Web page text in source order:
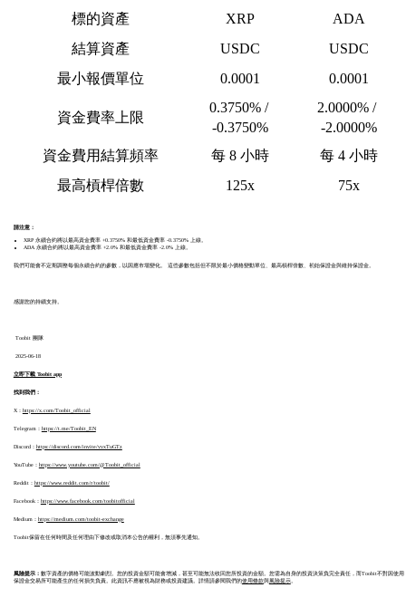
標的資產
XRP
ADA
結算資產
USDC
USDC
最小報價單位
0.0001 0.0001
資金費率上限
0.3750% /
-0.3750%
2.0000% /
-2.0000%
資金費用結算頻率
每 8 小時
每 4 小時
最高槓桿倍數
125x 75x
請注意：
XRP 永續合約將以最高資金費率 +0.3750% 和最低資金費率 -0.3750% 上線。
ADA 永續合約將以最高資金費率 +2.0% 和最低資金費率 -2.0% 上線。
我們可能會不定期調整每個永續合約的參數，以因應市場變化。 這些參數包括但不限於最小價格變動單位、最高槓桿倍數、初始保證金與維持保證金。
感謝您的持續支持。
Toobit 團隊
2025-06-18
立即下載 Toobit app
找到我們：
X： https://x.com/Toobit_official
Telegram： https://t.me/Toobit_EN
Discord： https://discord.com/invite/vvxTuGTz
YouTube： https://www.youtube.com/@Toobit_official
Reddit： https://www.reddit.com/r/toobit/
Facebook： https://www.facebook.com/toobitofficial
Medium： https://medium.com/toobit-exchange
Toobit保留在任何時間及任何理由下修改或取消本公告的權利，無須事先通知。
風險提示： 數字資產的價格可能波動劇烈。您的投資金額可能會增減，甚至可能無法收回您所投資的金額。您需為自身的投資決策負完全責任，而Toobit不對因使用
保證金交易所可能產生的任何損失負責。此資訊不應被視為財務或投資建議。詳情請參閱我們的使用條款與風險提示。